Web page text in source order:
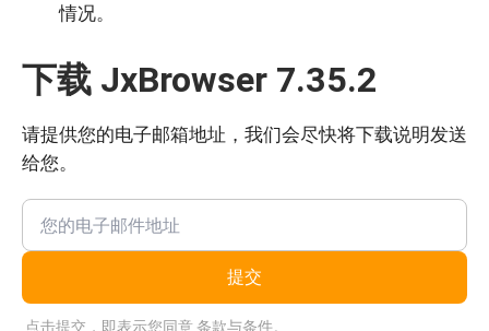
情况。
下载 JxBrowser 7.35.2
请提供您的电子邮箱地址，我们会尽快将下载说明发送
给您。
提交
点击提交，即表示您同意 条款与条件。